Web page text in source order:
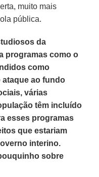
muito mais
pública.
da
programas como o
como
ataque ao fundo
várias
têm incluído
esses programas
que estariam
interino.
sobre